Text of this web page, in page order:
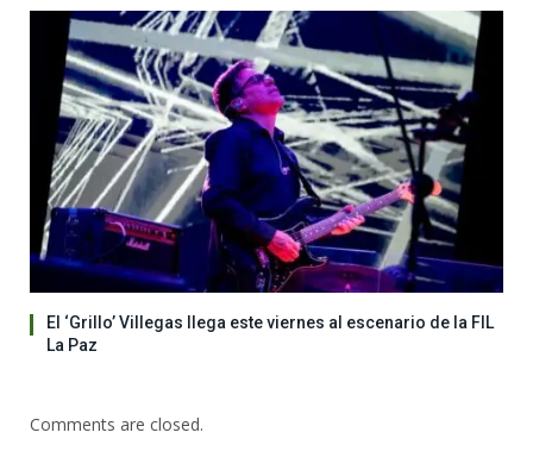
El ‘Grillo’ Villegas llega este viernes al escenario de la FIL
La Paz
Comments are closed.